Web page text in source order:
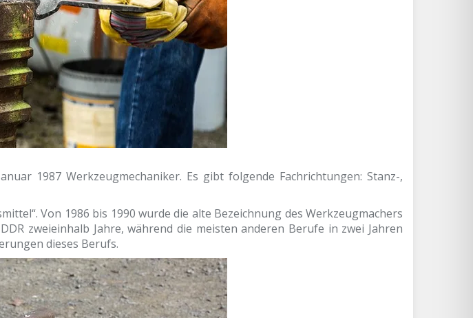
1987 Werkzeugmechaniker. Es gibt folgende Fachrichtungen: Stanz-,
Von 1986 bis 1990 wurde die alte Bezeichnung des Werkzeugmachers
zweieinhalb Jahre, während die meisten anderen Berufe in zwei Jahren
dieses Berufs.